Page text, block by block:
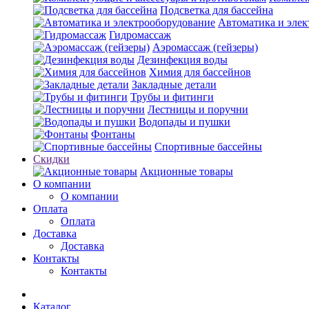
Подсветка для бассейна
Автоматика и
Гидромассаж
Аэромассаж (гейзеры)
Дезинфекция воды
Химия для бассейнов
Закладные детали
Трубы и фитинги
Лестницы и поручни
Водопады и пушки
Фонтаны
Спортивные бассейны
Скидки
Акционные товары
О компании
О компании
Оплата
Оплата
Доставка
Доставка
Контакты
Контакты
Каталог